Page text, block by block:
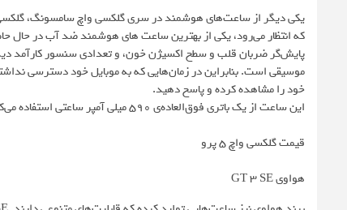
که انتظار می‌رود، یکی از بهترین ساعت های هوشمند ضد آب در
پایش‌گر ضربان قلب و سطح اکسیژن خون، و تعدادی سنسور کارآمد
موسیقی است. بنابراین در زمان‌هایی که به موبایل خود دسترسی
خود را مشاهده کرده و پاسخ دهید.
این ساعت از یک باتری فوق‌العاده‌‌ی ۵۹۰ میلی آمپر ساعتی استفاده می‌کند که تا ۸۰ ساعت ماندگاری دارد. امکان شارژ وایرلس نیز برای این ساعت وجود دارد.
قیمت گلکسی واچ 5 پرو
هواوی GT 3 SE